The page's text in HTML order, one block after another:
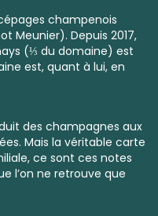
champenois
Meunier). Depuis 2017,
(⅓ du domaine) est
est, quant à lui, en
des champagnes aux
Mais la véritable carte
ce sont ces notes
l’on ne retrouve que